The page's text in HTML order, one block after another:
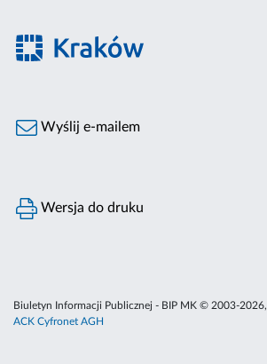
Wyślij e-mailem
Wersja do druku
Biuletyn Informacji Publicznej - BIP MK © 2003-2026,
ACK Cyfronet AGH